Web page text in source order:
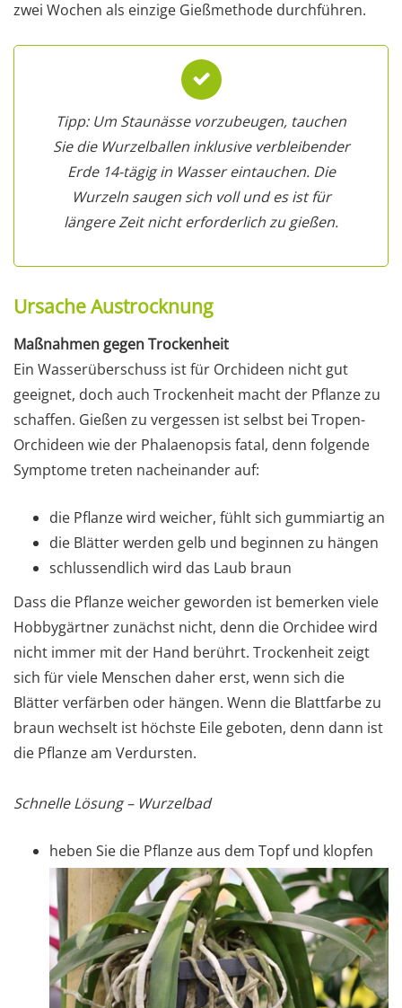
zwei Wochen als einzige Gießmethode durchführen.
Tipp: Um Staunässe vorzubeugen, tauchen
Sie die Wurzelballen inklusive verbleibender
Erde 14-tägig in Wasser eintauchen. Die
Wurzeln saugen sich voll und es ist für
längere Zeit nicht erforderlich zu gießen.
Ursache Austrocknung
Maßnahmen gegen Trockenheit
Ein Wasserüberschuss ist für Orchideen nicht gut
geeignet, doch auch Trockenheit macht der Pflanze zu
schaffen. Gießen zu vergessen ist selbst bei Tropen-
Orchideen wie der Phalaenopsis fatal, denn folgende
Symptome treten nacheinander auf:
die Pflanze wird weicher, fühlt sich gummiartig an
die Blätter werden gelb und beginnen zu hängen
schlussendlich wird das Laub braun
Dass die Pflanze weicher geworden ist bemerken viele
Hobbygärtner zunächst nicht, denn die Orchidee wird
nicht immer mit der Hand berührt. Trockenheit zeigt
sich für viele Menschen daher erst, wenn sich die
Blätter verfärben oder hängen. Wenn die Blattfarbe zu
braun wechselt ist höchste Eile geboten, denn dann ist
die Pflanze am Verdursten.
Schnelle Lösung – Wurzelbad
heben Sie die Pflanze aus dem Topf und klopfen